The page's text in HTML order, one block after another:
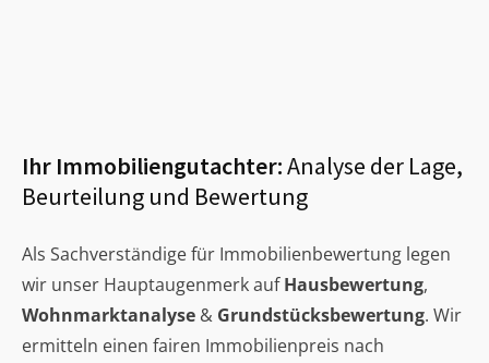
Ihr Immobiliengutachter:Analyse der Lage,
Beurteilung und Bewertung
Als Sachverständige für Immobilienbewertung legen
wir unser Hauptaugenmerk aufHausbewertung,
Wohnmarktanalyse & Grundstücksbewertung. Wir
ermitteln einen fairen Immobilienpreis nach